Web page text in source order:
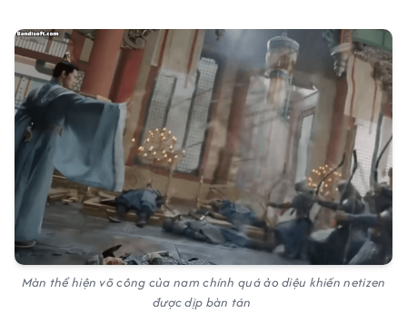
Màn thể hiện võ công của nam chính quá ảo diệu khiến netizen
được dịp bàn tán